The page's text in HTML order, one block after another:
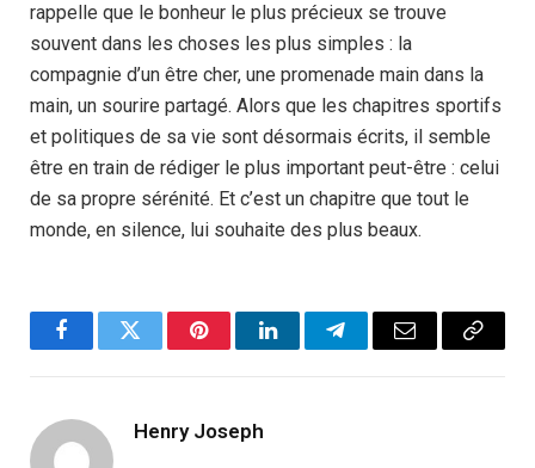
rappelle que le bonheur le plus précieux se trouve
souvent dans les choses les plus simples : la
compagnie d’un être cher, une promenade main dans la
main, un sourire partagé. Alors que les chapitres sportifs
et politiques de sa vie sont désormais écrits, il semble
être en train de rédiger le plus important peut-être : celui
de sa propre sérénité. Et c’est un chapitre que tout le
monde, en silence, lui souhaite des plus beaux.
FacebookTwitter PinterestLinkedInTelegramEmail
Copy
Henry Joseph